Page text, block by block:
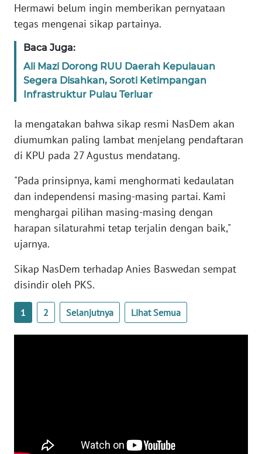
Hermawi belum ingin memberikan pernyataan
tegas mengenai sikap partainya.
Baca Juga:
Ali Mazi Dorong RUU Daerah Kepulauan
Segera Disahkan, Soroti Ketimpangan
Infrastruktur Pulau Terluar
Ia mengatakan bahwa sikap resmi NasDem akan
diumumkan paling lambat menjelang pendaftaran
di KPU pada 27 Agustus mendatang.
"Pada prinsipnya, kami menghormati kedaulatan
dan independensi masing-masing partai. Kami
menghargai pilihan masing-masing dengan
harapan silaturahmi tetap terjalin dengan baik,"
ujarnya.
Sikap NasDem terhadap Anies Baswedan sempat
disindir oleh PKS.
1 2 Selanjutnya Lihat Semua
Wahana
News
Regional
WN
SUMUT
JAKARTA
WN
WN
BANTEN
WN
WN
KEPRI